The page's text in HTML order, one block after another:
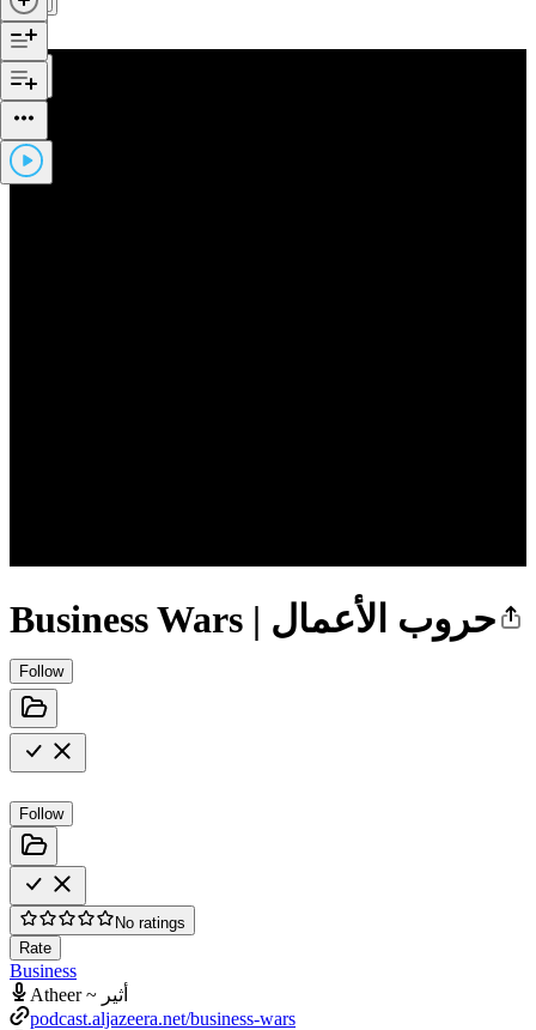
Business Wars | حروب الأعمال
Follow
Follow
No ratings
Rate
Business
Atheer ~ أثير
podcast.aljazeera.net/business-wars